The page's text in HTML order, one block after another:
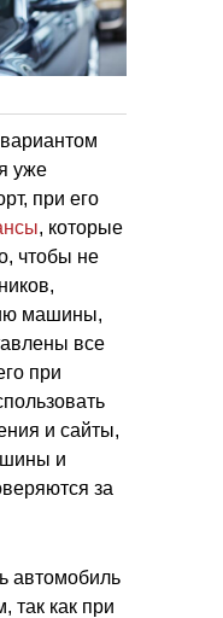
уже
при его
, которые
чтобы не
машины,
все
при
и сайты,
и
за
автомобиль
так как при